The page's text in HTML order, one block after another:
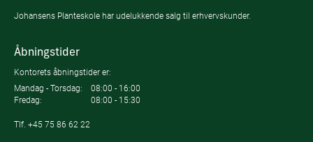
Johansens Planteskole har udelukkende salg til erhvervskunder.
Åbningstider
Kontorets åbningstider er:
Mandag - Torsdag:
08:00 - 16:00
Fredag:
08:00 - 15:30
Tlf. +45 75 86 62 22